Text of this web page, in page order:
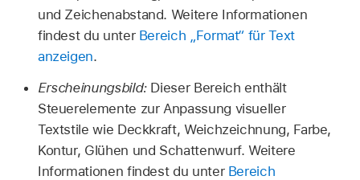
und Zeichenabstand. Weitere Informationen
findest du unter Bereich „Format“ für Text
anzeigen.
Erscheinungsbild:Dieser Bereich enthält
Steuerelemente zur Anpassung visueller
Textstile wie Deckkraft, Weichzeichnung, Farbe,
Kontur, Glühen und Schattenwurf. Weitere
Informationen findest du unter Bereich